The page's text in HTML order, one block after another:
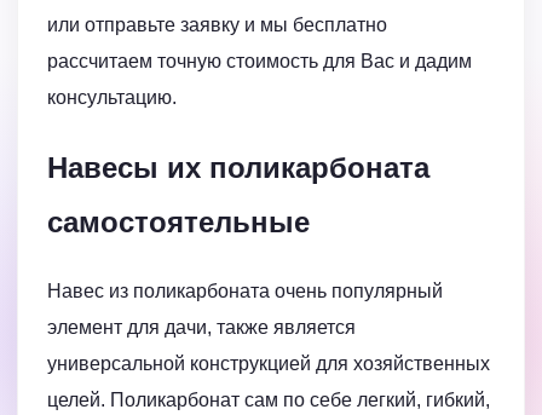
или отправьте заявку и мы бесплатно
рассчитаем точную стоимость для Вас и дадим
консультацию.
Навесы их поликарбоната
самостоятельные
Навес из поликарбоната очень популярный
элемент для дачи, также является
универсальной конструкцией для хозяйственных
целей. Поликарбонат сам по себе легкий, гибкий,